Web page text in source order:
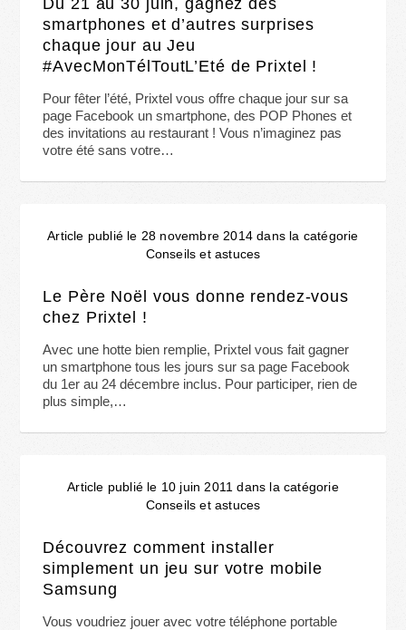
smartphones et d’autres surprises
chaque jour au Jeu
#AvecMonTélToutL’Eté de Prixtel !
Pour fêter l’été, Prixtel vous offre chaque jour sur sa
page Facebook un smartphone, des POP Phones et
des invitations au restaurant ! Vous n’imaginez pas
votre été sans votre…
Article publié le 28 novembre 2014 dans la catégorie
Conseils et astuces
Le Père Noël vous donne rendez-vous
chez Prixtel !
Avec une hotte bien remplie, Prixtel vous fait gagner
un smartphone tous les jours sur sa page Facebook
du 1er au 24 décembre inclus. Pour participer, rien de
plus simple,…
Article publié le 10 juin 2011 dans la catégorie
Conseils et astuces
Découvrez comment installer
simplement un jeu sur votre mobile
Samsung
Vous voudriez jouer avec votre téléphone portable